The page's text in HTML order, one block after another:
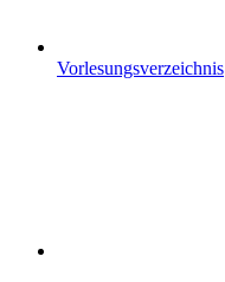
Vorlesungsverzeichnis